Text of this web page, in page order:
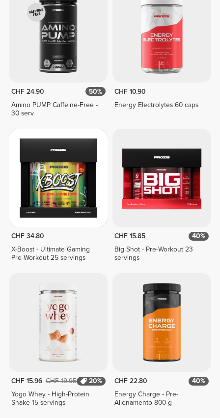
CHF 24.90
50%
Amino PUMP Caffeine-Free -
30 serv
CHF 10.90
Energy Electrolytes 60 caps
CHF 34.80
X-Boost - Ultimate Gaming
Pre-Workout 25 servings
CHF 15.85
40%
Big Shot - Pre-Workout 23
servings
CHF 15.96 CHF 19.95
20%
Yogo Whey - High-Protein
Shake 15 servings
CHF 22.80
40%
Energy Charge - Pre-
Allenamento 800 g